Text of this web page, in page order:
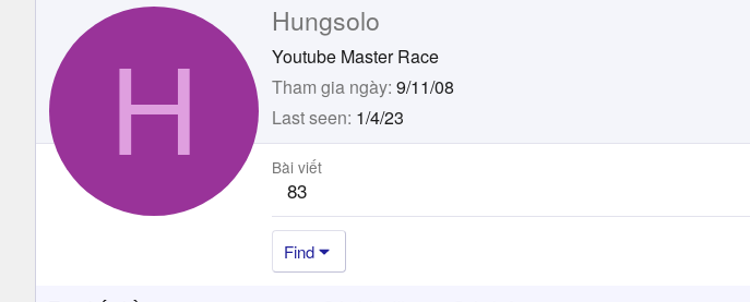
H
Hungsolo
Youtube Master Race
Tham gia ngày 9/11/08
Last seen 1/4/23
Bài viết
83
Find